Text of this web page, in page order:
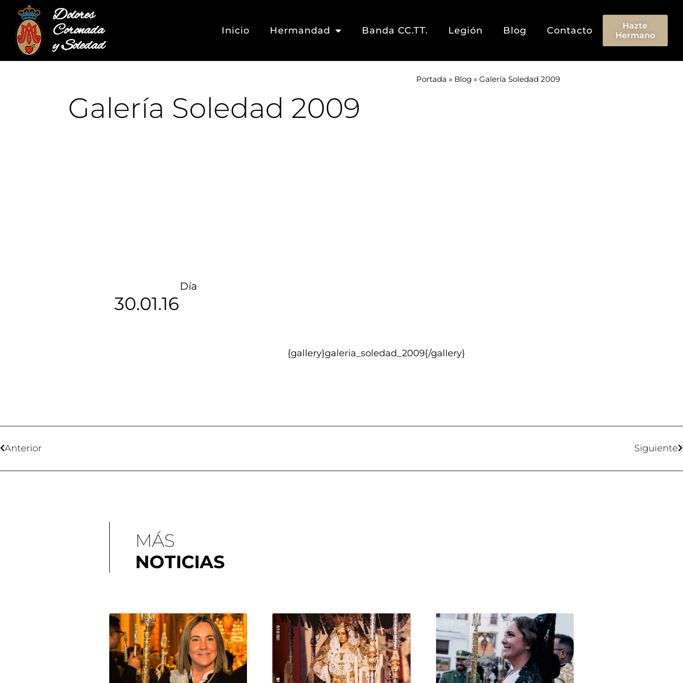
Dolores
Coronada
y Soledad
Inicio Hermandad Banda CC.TT. Legión Blog Contacto
Hazte
Hermano
Portada » Blog »Galería Soledad 2009
Galería Soledad 2009
Día
30.01.16
{gallery}galeria_soledad_2009{/gallery}
Anterior Siguiente
MÁS
NOTICIAS